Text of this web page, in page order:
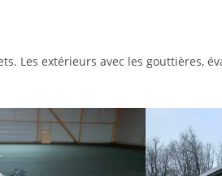
Les extérieurs avec les gouttières,